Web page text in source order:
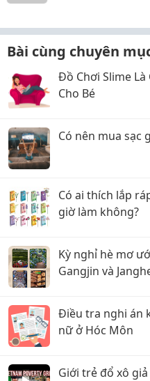
Bài cùng chuyên
Đồ Chơi Slime Là
Cho Bé
Có nên mua sạc
Có ai thích lắp
giờ làm không?
Kỳ nghỉ hè mơ
Gangjin và
Điều tra nghi án
nữ ở Hóc Môn
Giới trẻ đổ xô